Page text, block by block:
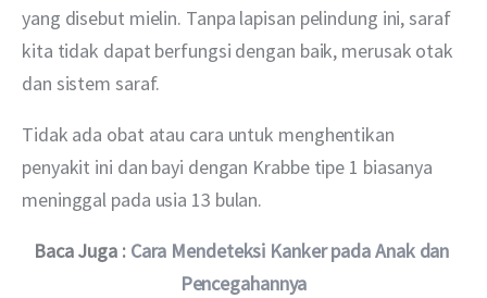
yang disebut mielin. Tanpa lapisan pelindung ini, saraf
kita tidak dapat berfungsi dengan baik, merusak otak
dan sistem saraf.
Tidak ada obat atau cara untuk menghentikan
penyakit ini dan bayi dengan Krabbe tipe 1 biasanya
meninggal pada usia 13 bulan.
Baca Juga : Cara Mendeteksi Kanker pada Anak dan
Pencegahannya